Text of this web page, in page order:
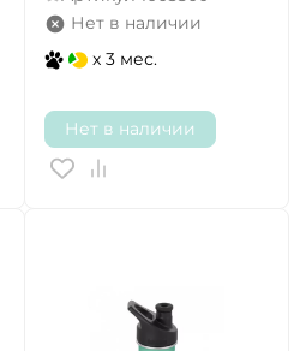
Нет в наличии
x 3 мес.
Нет в наличии